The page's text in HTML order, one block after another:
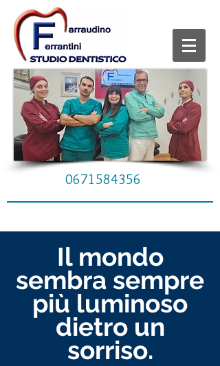
0671584356
Il mondo
sembra sempre
più luminoso
dietro un
sorriso.